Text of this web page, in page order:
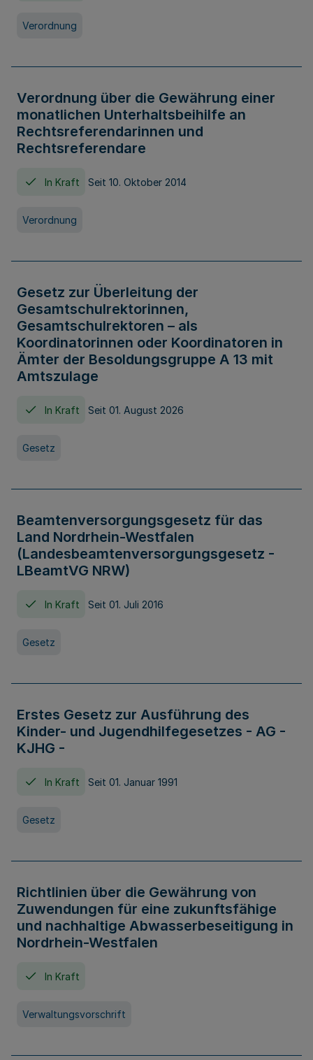
Verordnung
Verordnung über die Gewährung einer
monatlichen Unterhaltsbeihilfe an
Rechtsreferendarinnen und
Rechtsreferendare
In Kraft Seit 10. Oktober 2014
Verordnung
Gesetz zur Überleitung der
Gesamtschulrektorinnen,
Gesamtschulrektoren – als
Koordinatorinnen oder Koordinatoren in
Ämter der Besoldungsgruppe A 13 mit
Amtszulage
In Kraft Seit 01. August 2026
Gesetz
Beamtenversorgungsgesetz für das
Land Nordrhein-Westfalen
(Landesbeamtenversorgungsgesetz -
LBeamtVG NRW)
In Kraft Seit 01. Juli 2016
Gesetz
Erstes Gesetz zur Ausführung des
Kinder- und Jugendhilfegesetzes - AG -
KJHG -
In Kraft Seit 01. Januar 1991
Gesetz
Richtlinien über die Gewährung von
Zuwendungen für eine zukunftsfähige
und nachhaltige Abwasserbeseitigung in
Nordrhein-Westfalen
In Kraft
Verwaltungsvorschrift